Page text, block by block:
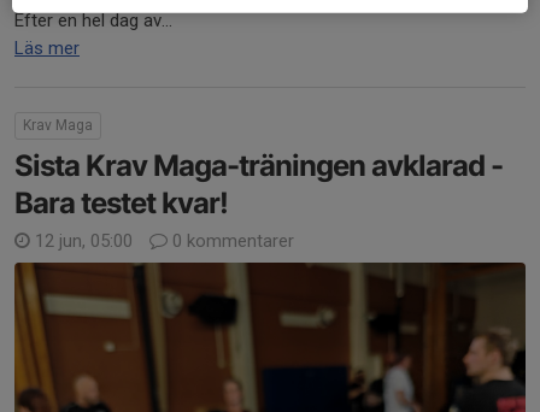
Efter en hel dag av...
Läs mer
Krav Maga
Sista Krav Maga-träningen avklarad -
Bara testet kvar!
12 jun, 05:00 0 kommentarer